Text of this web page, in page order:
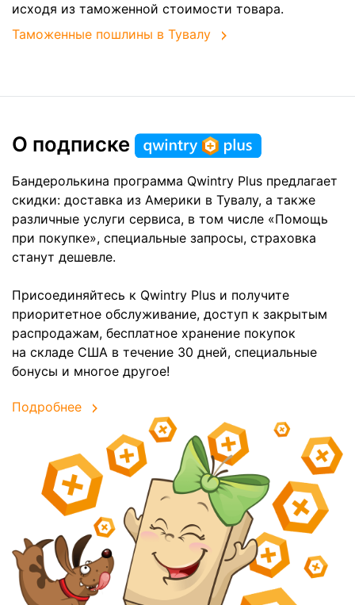
исходя из таможенной стоимости товара.
Таможенные пошлины в Тувалу
О подписке
Бандеролькина программа Qwintry Plus предлагает
скидки: доставка из Америки в Тувалу, а также
различные услуги сервиса, в том числе «Помощь
при покупке», специальные запросы, страховка
станут дешевле.
Присоединяйтесь к Qwintry Plus и получите
приоритетное обслуживание, доступ к закрытым
распродажам, бесплатное хранение покупок
на складе США в течение 30 дней, специальные
бонусы и многое другое!
Подробнее